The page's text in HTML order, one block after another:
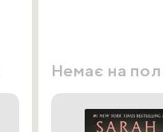
Немає на